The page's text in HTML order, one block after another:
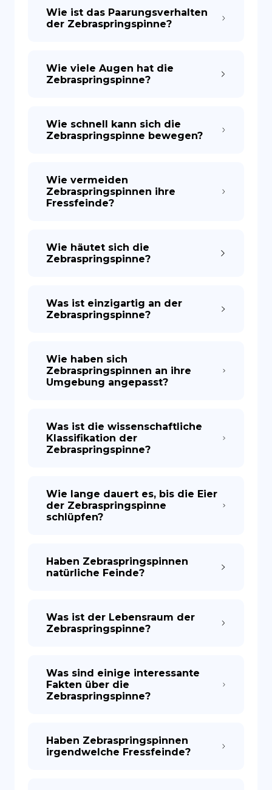
Wie ist das Paarungsverhalten
der Zebraspringspinne?
Wie viele Augen hat die
Zebraspringspinne?
Wie schnell kann sich die
Zebraspringspinne bewegen?
Wie vermeiden
Zebraspringspinnen ihre
Fressfeinde?
Wie häutet sich die
Zebraspringspinne?
Was ist einzigartig an der
Zebraspringspinne?
Wie haben sich
Zebraspringspinnen an ihre
Umgebung angepasst?
Was ist die wissenschaftliche
Klassifikation der
Zebraspringspinne?
Wie lange dauert es, bis die Eier
der Zebraspringspinne
schlüpfen?
Haben Zebraspringspinnen
natürliche Feinde?
Was ist der Lebensraum der
Zebraspringspinne?
Was sind einige interessante
Fakten über die
Zebraspringspinne?
Haben Zebraspringspinnen
irgendwelche Fressfeinde?